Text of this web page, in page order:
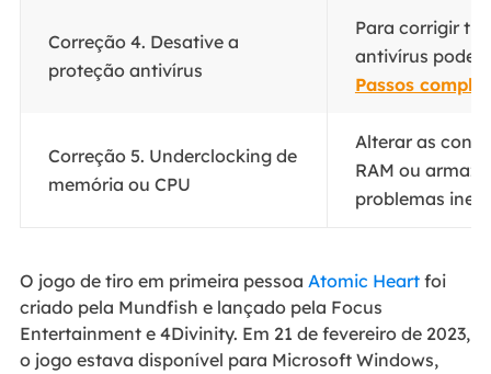
Correção 4. Desative a
proteção antivírus
Para corrigir
antivírus pode
Passos
Correção 5. Underclocking de
memória ou CPU
Alterar as
RAM ou
problemas
O jogo de tiro em primeira pessoa Atomic Heartfoi
criado pela Mundfish e lançado pela Focus
Entertainment e 4Divinity. Em 21 de fevereiro de 2023,
o jogo estava disponível para Microsoft Windows,